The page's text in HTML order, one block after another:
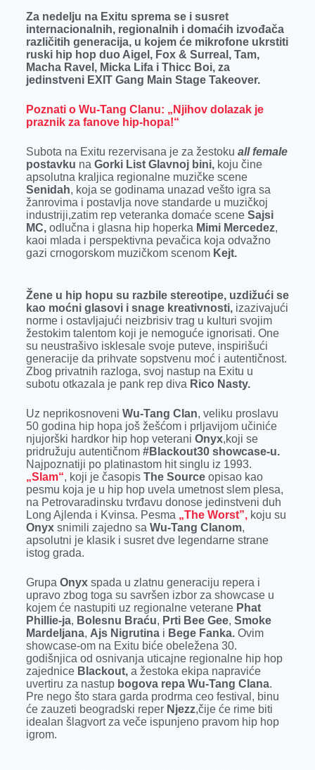
Za nedelju na Exitu sprema se i susret
internacionalnih, regionalnih i domaćih izvođača
različitih generacija, u kojem će mikrofone ukrstiti
ruski hip hop duo Aigel, Fox & Surreal, Tam,
Macha Ravel, Micka Lifa i Thicc Boi, za
jedinstveni EXIT Gang Main Stage Takeover.
Poznati o Wu-Tang Clanu: „Njihov dolazak je
praznik za fanove hip-hopa!“
Subota na Exitu rezervisana je za žestoku all female
postavku na Gorki List Glavnoj bini,koju čine
apsolutna kraljica regionalne muzičke scene
Senidah, koja se godinama unazad vešto igra sa
žanrovima i postavlja nove standarde u muzičkoj
industriji,zatim rep veteranka domaće scene Sajsi
MC, odlučna i glasna hip hoperka Mimi Mercedez,
kaoi mlada i perspektivna pevačica koja odvažno
gazi crnogorskom muzičkom scenom Kejt.
Žene u hip hopu su razbile stereotipe, uzdižući se
kao moćni glasovi i snage kreativnosti, izazivajući
norme i ostavljajući neizbrisiv trag u kulturi svojim
žestokim talentom koji je nemoguće ignorisati. One
su neustrašivo isklesale svoje puteve, inspirišući
generacije da prihvate sopstvenu moć i autentičnost.
Zbog privatnih razloga, svoj nastup na Exitu u
subotu otkazala je pank rep diva Rico Nasty.
Uz neprikosnoveni Wu-Tang Clan, veliku proslavu
50 godina hip hopa još žešćom i prljavijom učiniće
njujorški hardkor hip hop veterani Onyx,koji se
pridružuju autentičnom #Blackout30 showcase-u.
Najpoznatiji po platinastom hit singlu iz 1993.
„Slam“, koji je časopis The Source opisao kao
pesmu koja je u hip hop uvela umetnost slem plesa,
na Petrovaradinsku tvrđavu donose jedinstveni duh
Long Ajlenda i Kvinsa. Pesma „The Worst”, koju su
Onyxsnimili zajedno sa Wu-Tang Clanom,
apsolutni je klasik i susret dve legendarne strane
istog grada.
Grupa Onyx spada u zlatnu generaciju repera i
upravo zbog toga su savršen izbor za showcase u
kojem će nastupiti uz regionalne veterane Phat
Phillie-ja, Bolesnu Braću, Prti Bee Gee, Smoke
Mardeljana, Ajs Nigrutinai Bege Fanka. Ovim
showcase-om na Exitu biće obeležena 30.
godišnjica od osnivanja uticajne regionalne hip hop
zajednice Blackout, a žestoka ekipa napraviće
uvertiru za nastup bogova repa Wu-Tang Clana.
Pre nego što stara garda prodrma ceo festival, binu
će zauzeti beogradski reper Njezz,čije će rime biti
idealan šlagvort za veče ispunjeno pravom hip hop
igrom.